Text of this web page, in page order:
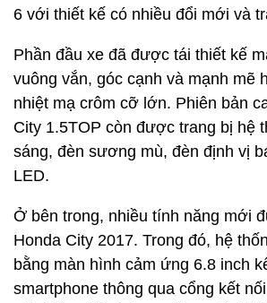
6 với thiết kế có nhiều đổi mới và
Phần đầu xe đã được tái thiết kế
vuông vắn, góc cạnh và mạnh mẽ
nhiệt mạ crôm cỡ lớn. Phiên bản
City 1.5TOP còn được trang bị hệ
sáng, đèn sương mù, đèn định vị
LED.
Ở bên trong, nhiều tính năng mới
Honda City 2017. Trong đó, hệ
bằng màn hình cảm ứng 6.8 inch
smartphone thông qua cổng kết